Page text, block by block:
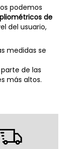
podemos
de
del usuario,
medidas se
de las
más altos.